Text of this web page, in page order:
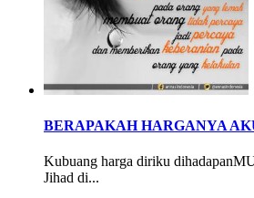
BERAPAKAH HARGANYA
Kubuang harga diriku
Jihad di...